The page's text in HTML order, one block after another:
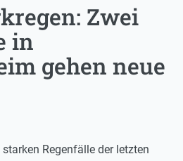
Zwei
in
gehen neue
Regenfälle der letzten